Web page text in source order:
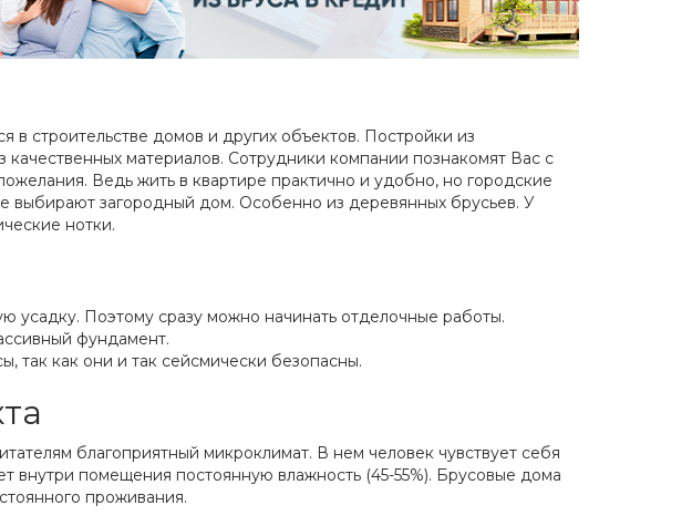
в строительстве домов и других объектов. Постройки из
качественных материалов. Сотрудники компании познакомят Вас с
Ведь жить в квартире практично и удобно, но городские
выбирают загородный дом. Особенно из деревянных брусьев. У
нотки.
усадку. Поэтому сразу можно начинать отделочные работы.
фундамент.
так как они и так сейсмически безопасны.
благоприятный микроклимат. В нем человек чувствует себя
помещения постоянную влажность (45-55%). Брусовые дома
проживания.